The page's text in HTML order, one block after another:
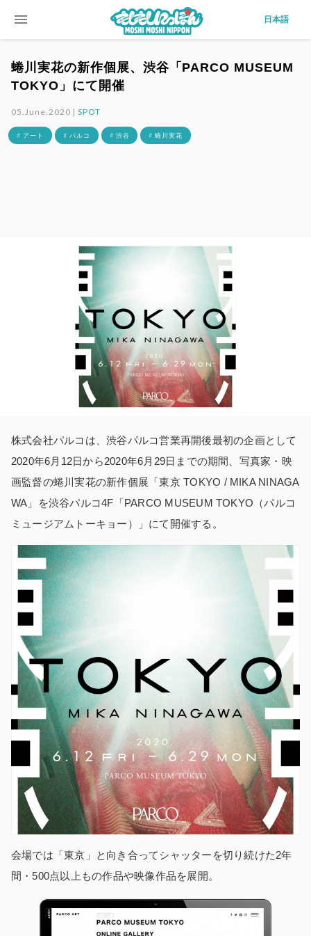
menu 日本語
蜷川実花の新作個展、渋谷「PARCO MUSEUM
TOKYO」にて開催
05.June.2020 |SPOT
# アート # パルコ # 渋谷 # 蜷川実花
株式会社パルコは、渋谷パルコ営業再開後最初の企画として
2020年6月12日から2020年6月29日までの期間、写真家・映
画監督の蜷川実花の新作個展「東京 TOKYO / MIKA NINAGA
WA」を渋谷パルコ4F「PARCO MUSEUM TOKYO（パルコ
ミュージアムトーキョー）」にて開催する。
会場では「東京」と向き合ってシャッターを切り続けた2年
間・500点以上もの作品や映像作品を展開。